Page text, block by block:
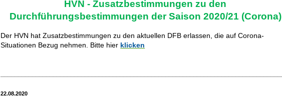
HVN - Zusatzbestimmungen zu den
Durchführungsbestimmungen der Saison 2020/21 (Corona)
Der HVN hat Zusatzbestimmungen zu den aktuellen DFB erlassen, die auf Corona-
Situationen Bezug nehmen. Bitte hier klicken
22.08.2020